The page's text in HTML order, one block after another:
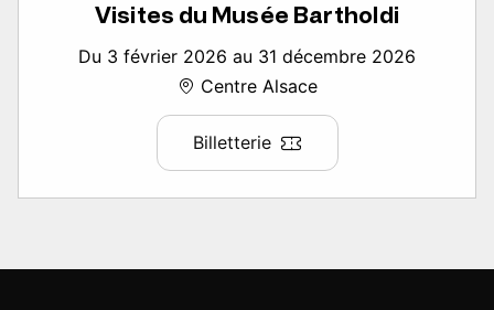
Visites du Musée Bartholdi
Du 3 février 2026 au 31 décembre 2026
Centre Alsace
Billetterie